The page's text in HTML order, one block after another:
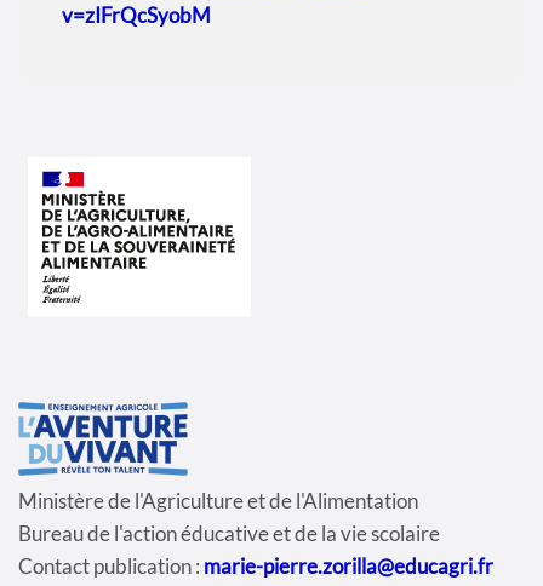
v=zIFrQcSyobM
Ministère de l'Agriculture et de l'Alimentation
Bureau de l'action éducative et de la vie scolaire
Contact publication : marie-pierre.zorilla@educagri.fr